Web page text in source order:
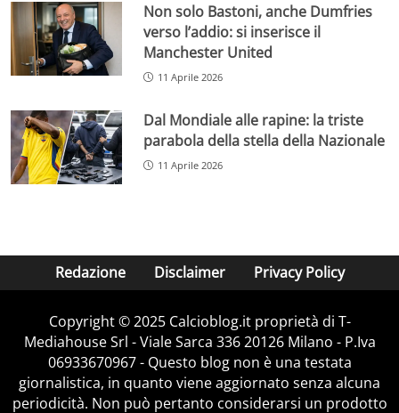
Non solo Bastoni, anche Dumfries
verso l’addio: si inserisce il
Manchester United
11 Aprile 2026
Dal Mondiale alle rapine: la triste
parabola della stella della Nazionale
11 Aprile 2026
Redazione Disclaimer Privacy Policy
Copyright © 2025 Calcioblog.it proprietà di T-
Mediahouse Srl - Viale Sarca 336 20126 Milano - P.Iva
06933670967 - Questo blog non è una testata
giornalistica, in quanto viene aggiornato senza alcuna
periodicità. Non può pertanto considerarsi un prodotto